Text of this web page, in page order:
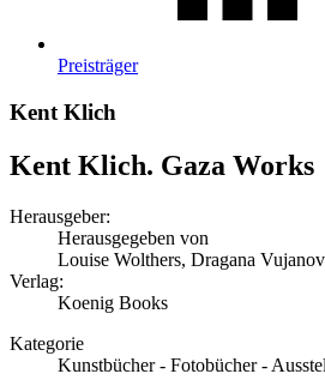
Preisträger
Kent Klich
Kent Klich. Gaza Works
Herausgeber:
Herausgegeben von
Louise Wolthers, Dragana
Verlag:
Koenig Books
Kategorie
Kunstbücher - Fotobücher -